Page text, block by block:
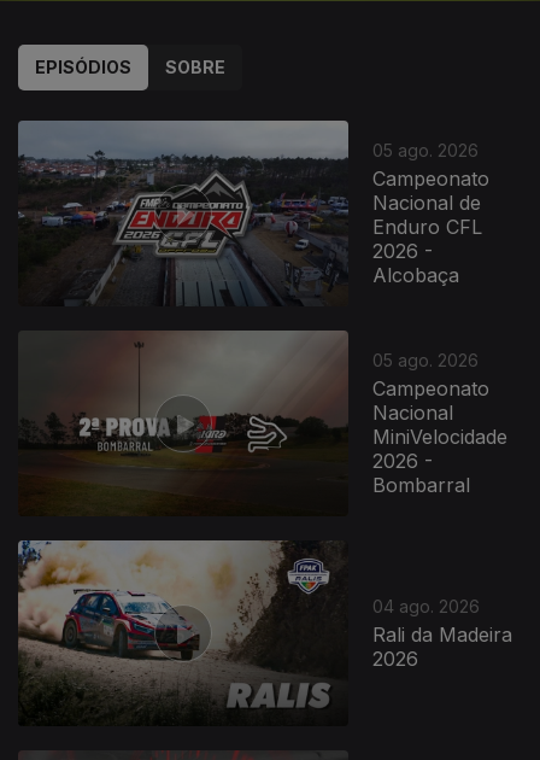
EPISÓDIOS SOBRE
05 ago. 2026
Campeonato
Nacional de
Enduro CFL
2026 -
Alcobaça
05 ago. 2026
Campeonato
Nacional
MiniVelocidade
2026 -
Bombarral
04 ago. 2026
Rali da Madeira
2026